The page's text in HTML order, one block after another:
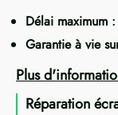
Délai maximum
Garantie à vie
Plus
Réparation